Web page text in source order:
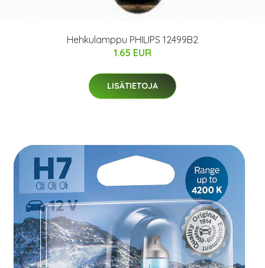
Hehkulamppu PHILIPS 12499B2
1.65 EUR
LISÄTIETOJA